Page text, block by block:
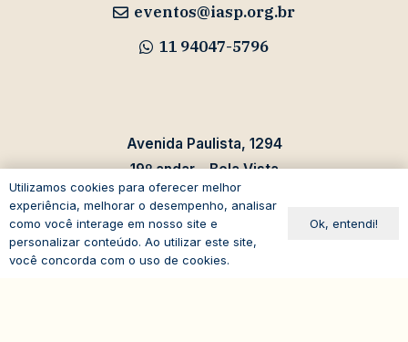
eventos@iasp.org.br
11 94047-5796
Avenida Paulista, 1294
19º andar – Bela Vista
01310-100 – São Paulo – SP
Brasil
Utilizamos cookies para oferecer melhor
experiência, melhorar o desempenho, analisar
como você interage em nosso site e
personalizar conteúdo. Ao utilizar este site,
você concorda com o uso de cookies.
Ok, entendi!